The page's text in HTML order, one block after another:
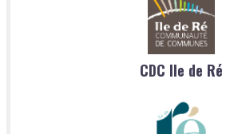
CDC Ile de Ré